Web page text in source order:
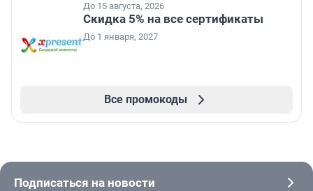
До 15 августа, 2026
Скидка 5% на все сертификаты
До 1 января, 2027
Все промокоды
Подписаться на новости